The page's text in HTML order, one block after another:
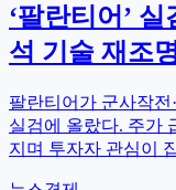
‘팔란티어’
석 기술 재조
팔란티어가 군사작
실검에 올랐다. 주가
지며 투자자 관심이